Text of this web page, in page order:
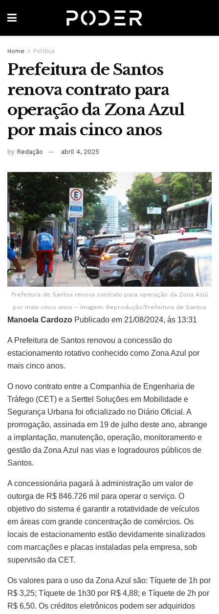
Home Política
Prefeitura de Santos
renova contrato para
operação da Zona Azul
por mais cinco anos
by Redação abril 4, 2025
Prefeitura de Santos renova contrato para operação da Zona Azul
por mais cinco anos – Imagem: Reprodução/Prefeitura de Santos
Manoela Cardozo Publicado em 21/08/2024, às 13:31
A Prefeitura de Santos renovou a concessão do
estacionamento rotativo conhecido como Zona Azul por
mais cinco anos.
O novo contrato entre a Companhia de Engenharia de
Tráfego (CET) e a Serttel Soluções em Mobilidade e
Segurança Urbana foi oficializado no Diário Oficial. A
prorrogação, assinada em 19 de julho deste ano, abrange
a implantação, manutenção, operação, monitoramento e
gestão da Zona Azul nas vias e logradouros públicos de
Santos.
A concessionária pagará à administração um valor de
outorga de R$ 846.726 mil para operar o serviço. O
objetivo do sistema é garantir a rotatividade de veículos
em áreas com grande concentração de comércios. Os
locais de estacionamento estão devidamente sinalizados
com marcações e placas instaladas pela empresa, sob
supervisão da CET.
Os valores para o uso da Zona Azul são: Tíquete de 1h por
R$ 3,25; Tíquete de 1h30 por R$ 4,88; e Tíquete de 2h por
R$ 6,50. Os créditos eletrônicos podem ser adquiridos